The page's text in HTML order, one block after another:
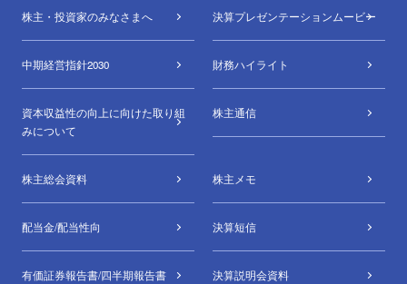
株主・投資家のみなさまへ 決算プレゼンテーションムービー
中期経営指針2030 財務ハイライト
資本収益性の向上に向けた取り組
みについて
株主通信
株主総会資料 株主メモ
配当金/配当性向 決算短信
有価証券報告書/四半期報告書 決算説明会資料